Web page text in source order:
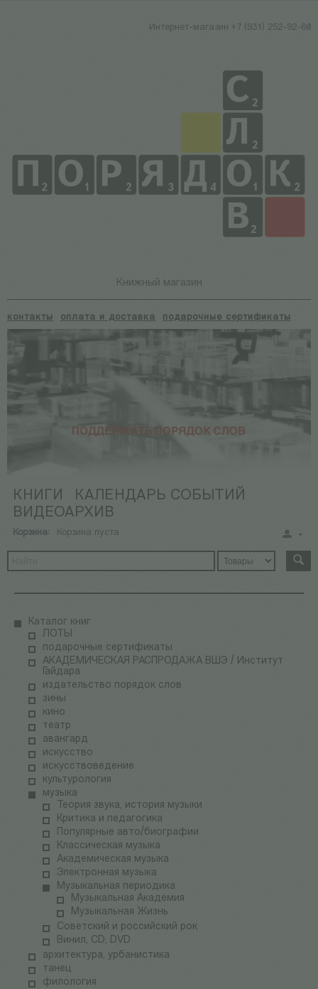
Интернет-магазин +7 (931) 252-92-60
Книжный магазин
контакты оплата и доставка подарочные сертификаты
КНИГИ
КАЛЕНДАРЬ СОБЫТИЙ
ВИДЕОАРХИВ
Корзина: Корзина пуста
Каталог книг
ЛОТЫ
подарочные сертификаты
АКАДЕМИЧЕСКАЯ РАСПРОДАЖА ВШЭ / Институт
Гайдара
издательство порядок слов
зины
кино
театр
авангард
искусство
искусствоведение
культурология
музыка
Теория звука, история музыки
Критика и педагогика
Популярные авто/биографии
Классическая музыка
Академическая музыка
Электронная музыка
Музыкальная периодика
Музыкальная Академия
Музыкальная Жизнь
Советский и российский рок
Винил, CD, DVD
архитектура, урбанистика
танец
филология